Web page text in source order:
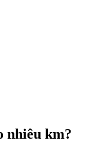
nhiêu km?